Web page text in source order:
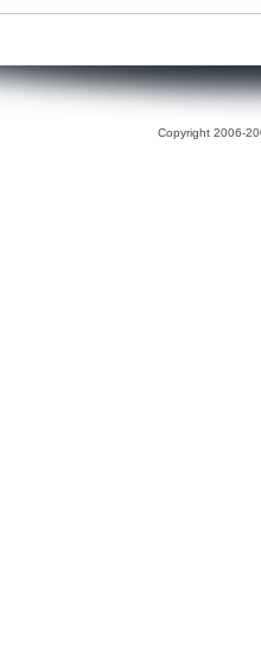
Copyright 2006-